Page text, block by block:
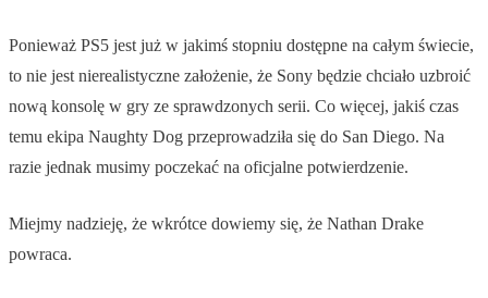
Ponieważ PS5 jest już w jakimś stopniu dostępne na całym świecie,
to nie jest nierealistyczne założenie, że Sony będzie chciało uzbroić
nową konsolę w gry ze sprawdzonych serii. Co więcej, jakiś czas
temu ekipa Naughty Dog przeprowadziła się do San Diego. Na
razie jednak musimy poczekać na oficjalne potwierdzenie.
Miejmy nadzieję, że wkrótce dowiemy się, że Nathan Drake
powraca.